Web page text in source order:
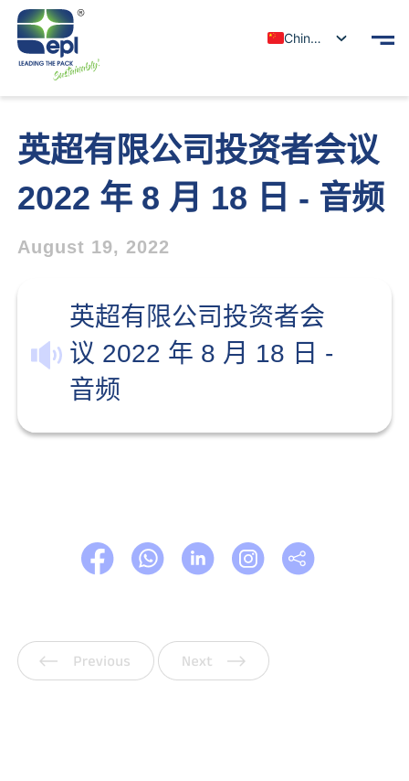
Chinese
英超有限公司投资者会议
2022 年 8 月 18 日 - 音频
August 19, 2022
英超有限公司投资者会
议 2022 年 8 月 18 日 -
音频
上一页